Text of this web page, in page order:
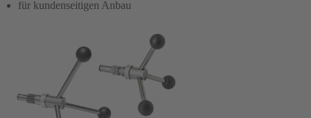
für kundenseitigen Anbau